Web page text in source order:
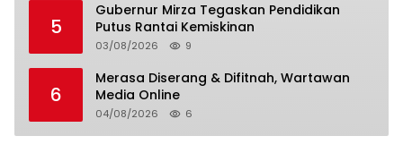
5
Gubernur Mirza Tegaskan Pendidikan
Putus Rantai Kemiskinan
03/08/2026 9
6
Merasa Diserang & Difitnah, Wartawan
Media Online
04/08/2026 6